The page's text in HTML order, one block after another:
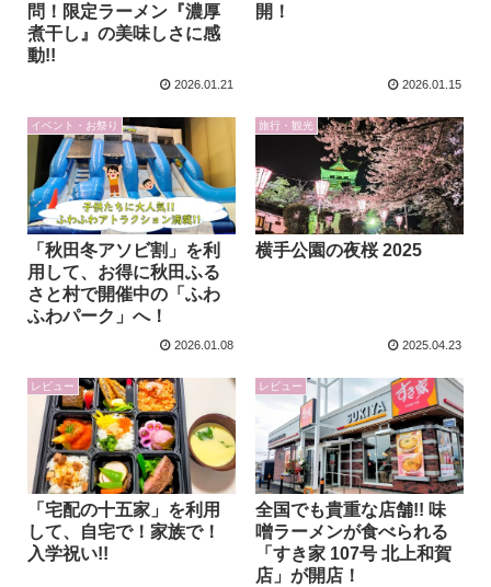
問！限定ラーメン『濃厚
煮干し』の美味しさに感
動!!
2026.01.21
開！
2026.01.15
イベント・お祭り
「秋田冬アソビ割」を利
用して、お得に秋田ふる
さと村で開催中の「ふわ
ふわパーク」へ！
2026.01.08
旅行・観光
横手公園の夜桜 2025
2025.04.23
レビュー
「宅配の十五家」を利用
して、自宅で！家族で！
入学祝い!!
レビュー
全国でも貴重な店舗!! 味
噌ラーメンが食べられる
「すき家 107号 北上和賀
店」が開店！